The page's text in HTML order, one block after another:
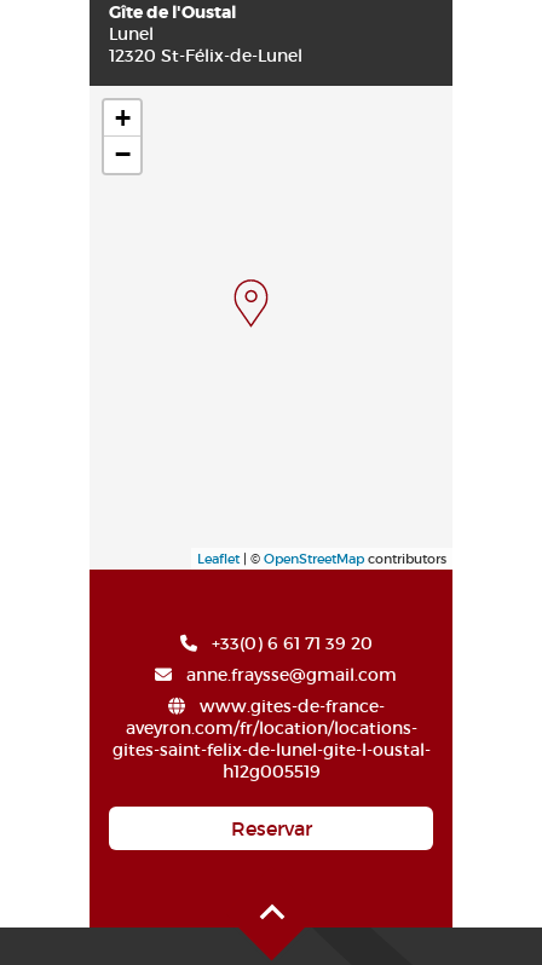
Gîte de l'Oustal
Lunel
12320 St-Félix-de-Lunel
+
−
Leaflet| © OpenStreetMap contributors
+33(0) 6 61 71 39 20
anne.fraysse@gmail.com
www.gites-de-france-
aveyron.com/fr/location/locations-
gites-saint-felix-de-lunel-gite-l-oustal-
h12g005519
Reservar